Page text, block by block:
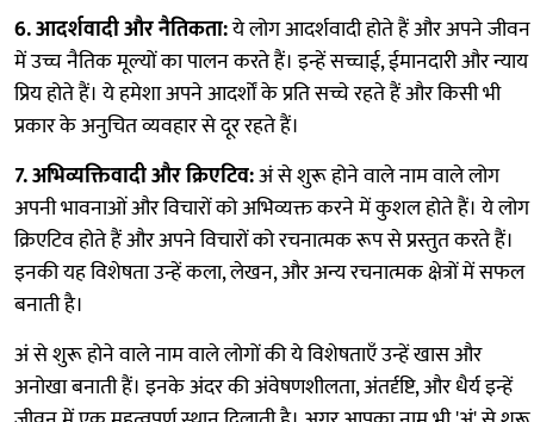
6. आदर्शवादी और नैतिकता:ये लोग आदर्शवादी होते हैं और अपने जीवन
में उच्च नैतिक मूल्यों का पालन करते हैं। इन्हें सच्चाई, ईमानदारी और न्याय
प्रिय होते हैं। ये हमेशा अपने आदर्शों के प्रति सच्चे रहते हैं और किसी भी
प्रकार के अनुचित व्यवहार से दूर रहते हैं।
7. अभिव्यक्तिवादी और क्रिएटिव:अं से शुरू होने वाले नाम वाले लोग
अपनी भावनाओं और विचारों को अभिव्यक्त करने में कुशल होते हैं। ये लोग
क्रिएटिव होते हैं और अपने विचारों को रचनात्मक रूप से प्रस्तुत करते हैं।
इनकी यह विशेषता उन्हें कला, लेखन, और अन्य रचनात्मक क्षेत्रों में सफल
बनाती है।
अं से शुरू होने वाले नाम वाले लोगों की ये विशेषताएँ उन्हें खास और
अनोखा बनाती हैं। इनके अंदर की अंवेषणशीलता, अंतर्दृष्टि, और धैर्य इन्हें